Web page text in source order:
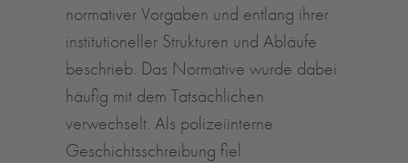
normativer Vorgaben und entlang ihrer
institutioneller Strukturen und Abläufe
beschrieb. Das Normative wurde dabei
häufig mit dem Tatsächlichen
verwechselt. Als polizeiinterne
Geschichtsschreibung fiel